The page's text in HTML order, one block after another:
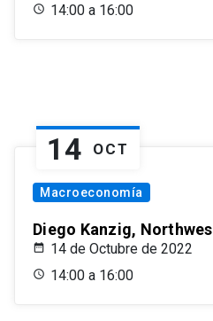
14:00 a 16:00
14 OCT
Macroeconomía
Diego Kanzig,
14 de Octubre de 2022
14:00 a 16:00